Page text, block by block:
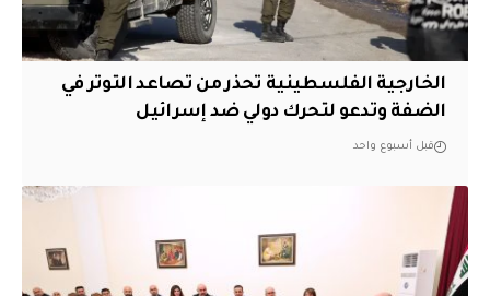
الخارجية الفلسطينية تحذر من تصاعد التوتر في
الضفة وتدعو لتحرك دولي ضد إسرائيل
قبل أسبوع واحد